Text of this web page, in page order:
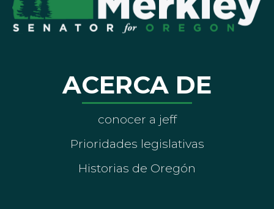
ACERCA DE
conocer a jeff
Prioridades legislativas
Historias de Oregón